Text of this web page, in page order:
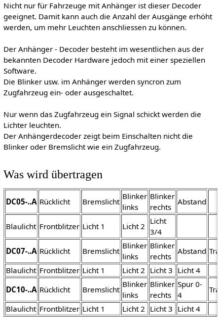
Nicht nur für Fahrzeuge mit Anhänger ist dieser Decoder
geeignet. Damit kann auch die Anzahl der Ausgänge erhöht
werden, um mehr Leuchten anschliessen zu können.
Der Anhänger - Decoder besteht im wesentlichen aus der
bekannten Decoder Hardware jedoch mit einer speziellen
Software.
Die Blinker usw. im Anhänger werden syncron zum
Zugfahrzeug ein- oder ausgeschaltet.
Nur wenn das Zugfahrzeug ein Signal schickt werden die
Lichter leuchten.
Der Anhängerdecoder zeigt beim Einschalten nicht die
Blinker oder Bremslicht wie ein Zugfahrzeug.
Was wird übertragen
DC05-..A Rücklicht Bremslicht
Blinker
links
Blinker
rechts
Abstand
Blaulicht Frontblitzer Licht 1 Licht 2
Licht
3/4
DC07-..A Rücklicht Bremslicht
Blinker
links
Blinker
rechts
Abstand
Blaulicht Frontblitzer Licht 1 Licht 2 Licht 3 Licht 4
DC10-..A Rücklicht Bremslicht
Blinker
links
Blinker
rechts
Spur 0-
4
Blaulicht Frontblitzer Licht 1 Licht 2 Licht 3 Licht 4